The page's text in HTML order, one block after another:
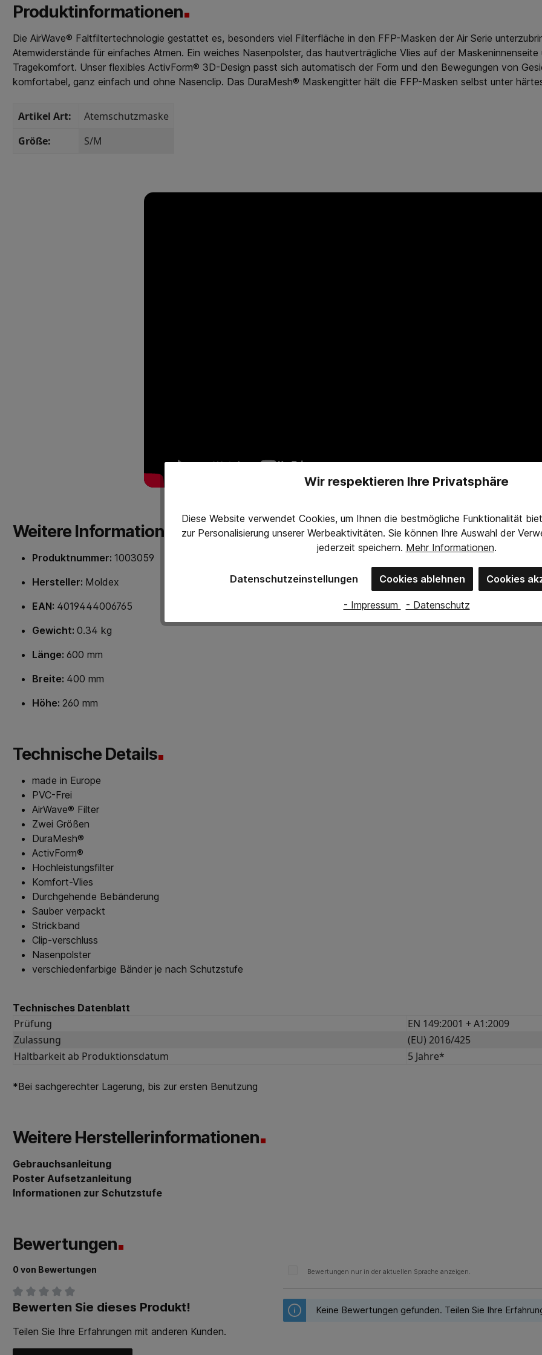
Produktinformationen
Die AirWave® Faltfiltertechnologie gestattet es, besonders viel Filterfläche in den FFP-Masken der Air Serie
Atemwiderstände für einfaches Atmen. Ein weiches Nasenpolster, das hautverträgliche Vlies auf der
Tragekomfort. Unser flexibles ActivForm® 3D-Design passt sich automatisch der Form und den Bewegungen von
komfortabel, ganz einfach und ohne Nasenclip. Das DuraMesh® Maskengitter hält die FFP-Masken selbst unter
Artikel Art:
Atemschutzmaske
Größe:
S/M
Weitere Informationen
Produktnummer: 1003059
Hersteller: Moldex
EAN: 4019444006765
Gewicht: 0.34 kg
Länge: 600 mm
Breite: 400 mm
Höhe: 260 mm
Technische Details
made in Europe
PVC-Frei
AirWave® Filter
Zwei Größen
DuraMesh®
ActivForm®
Hochleistungsfilter
Komfort-Vlies
Durchgehende Bebänderung
Sauber verpackt
Strickband
Clip-verschluss
Nasenpolster
verschiedenfarbige Bänder je nach Schutzstufe
Technisches Datenblatt
Prüfung
EN 149:2001 + A1:2009
Zulassung
(EU) 2016/425
Haltbarkeit ab Produktionsdatum
5 Jahre*
*Bei sachgerechter Lagerung, bis zur ersten Benutzung
Weitere Herstellerinformationen
Gebrauchsanleitung
Poster Aufsetzanleitung
Informationen zur Schutzstufe
Bewertungen
0 von Bewertungen
Durchschnittliche Bewertung von 0 von 5 Sternen
Bewerten Sie dieses Produkt!
Teilen Sie Ihre Erfahrungen mit anderen Kunden.
Bewertungen nur in der aktuellen Sprache anzeigen.
Keine Bewertungen gefunden. Teilen Sie Ihre
Wir respektieren Ihre Privatsphäre
Diese Website verwendet Cookies, um Ihnen die bestmögliche Funktionalität
zur Personalisierung unserer Werbeaktivitäten. Sie können Ihre Auswahl der
jederzeit speichern. Mehr Informationen.
Datenschutzeinstellungen Cookies ablehnen Cookies
- Impressum - Datenschutz